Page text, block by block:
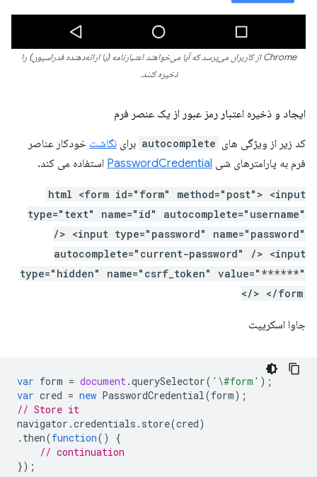
Chrome از کاربران می‌پرسد که آیا می‌خواهند اعتبارنامه (یا ارائه‌دهنده فدراسیون) را
ذخیره کنند.
ایجاد و ذخیره اعتبار رمز عبور از یک عنصر فرم
کد زیر از ویژگی های autocomplete برای نگاشت خودکار عناصر
فرم به پارامترهای شی PasswordCredential استفاده می کند.
html <form id="form" method="post"> <input
type="text" name="id" autocomplete="username"
/> <input type="password" name="password"
autocomplete="current-password" /> <input
type="hidden" name="csrf_token" value="******"
/> </form>
جاوا اسکریپت
var form = document.querySelector( '\#form' );
var cred = new PasswordCredential(form);
// Store it
navigator .credentials . store(cred)
. then(function()
{
// continuation
});